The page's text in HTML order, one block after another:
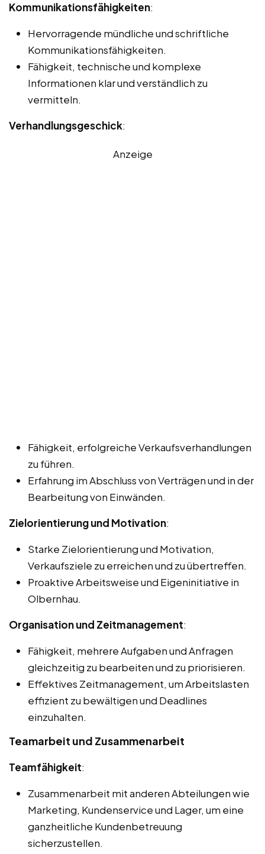
Kommunikationsfähigkeiten:
Hervorragende mündliche und schriftliche
Kommunikationsfähigkeiten.
Fähigkeit, technische und komplexe
Informationen klar und verständlich zu
vermitteln.
Verhandlungsgeschick:
Anzeige
Fähigkeit, erfolgreiche Verkaufsverhandlungen
zu führen.
Erfahrung im Abschluss von Verträgen und in der
Bearbeitung von Einwänden.
Zielorientierung und Motivation:
Starke Zielorientierung und Motivation,
Verkaufsziele zu erreichen und zu übertreffen.
Proaktive Arbeitsweise und Eigeninitiative in
Olbernhau.
Organisation und Zeitmanagement:
Fähigkeit, mehrere Aufgaben und Anfragen
gleichzeitig zu bearbeiten und zu priorisieren.
Effektives Zeitmanagement, um Arbeitslasten
effizient zu bewältigen und Deadlines
einzuhalten.
Teamarbeit und Zusammenarbeit
Teamfähigkeit:
Zusammenarbeit mit anderen Abteilungen wie
Marketing, Kundenservice und Lager, um eine
ganzheitliche Kundenbetreuung
sicherzustellen.